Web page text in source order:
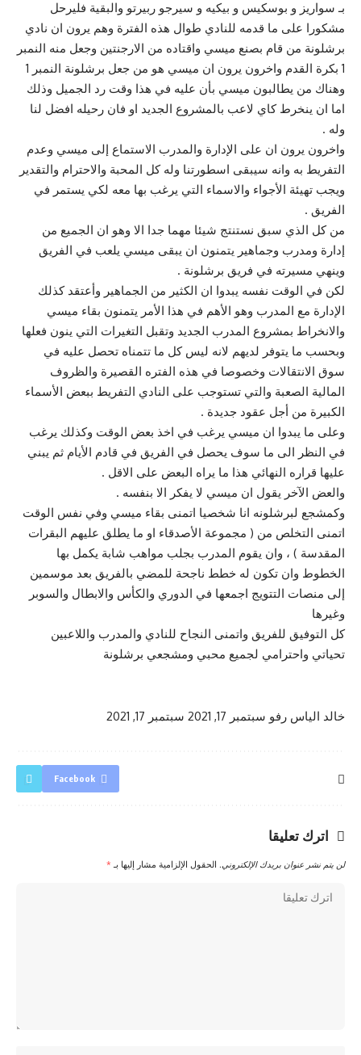
بـ سواريز و بوسكيس و بيكيه و سيرجو ربيرتو والبقية فليرحل
مشكورا على ما قدمه للنادي طوال هذه الفترة وهم يرون ان نادي
برشلونة من قام بصنع ميسي واقتاده من الارجنتين وجعل منه النمبر
1 بكرة القدم واخرون يرون ان ميسي هو من جعل برشلونة النمبر 1
وهناك من يطالبون ميسي بأن عليه في هذا وقت رد الجميل وذلك
اما ان ينخرط كاي لاعب بالمشروع الجديد او فان رحيله افضل لنا
وله .
واخرون يرون ان على الإدارة والمدرب الاستماع إلى ميسي وعدم
التفريط به وانه سيبقى اسطورتنا وله كل المحبة والاحترام والتقدير
ويجب تهيئة الأجواء والاسماء التي يرغب بها معه لكي يستمر في
الفريق .
من كل الذي سبق نستنتج شيئا مهما جدا الا وهو ان الجميع من
إدارة ومدرب وجماهير يتمنون ان يبقى ميسي يلعب في الفريق
وينهي مسيرته في فريق برشلونة .
لكن في الوقت نفسه يبدوا ان الكثير من الجماهير وأعتقد كذلك
الإدارة مع المدرب وهو الأهم في هذا الأمر يتمنون بقاء ميسي
والانخراط بمشروع المدرب الجديد وتقبل التغيرات التي ينون فعلها
وبحسب ما يتوفر لديهم لانه ليس كل ما تتمناه تحصل عليه في
سوق الانتقالات وخصوصا في هذه الفتره القصيرة والظروف
المالية الصعبة والتي تستوجب على النادي التفريط ببعض الأسماء
الكبيرة من أجل عقود جديدة .
وعلى ما يبدوا ان ميسي يرغب في اخذ بعض الوقت وكذلك يرغب
في النظر الى ما سوف يحصل في الفريق في قادم الأيام ثم يبني
عليها قراره النهائي هذا ما يراه البعض على الاقل .
والعض الآخر يقول ان ميسي لا يفكر الا بنفسه .
وكمشجع لبرشلونه انا شخصيا اتمنى بقاء ميسي وفي نفس الوقت
اتمنى التخلص من ( مجموعة الأصدقاء او ما يطلق عليهم البقرات
المقدسة ) ، وان يقوم المدرب بجلب مواهب شابة يكمل بها
الخطوط وان تكون له خطط ناجحة للمضي بالفريق بعد موسمين
إلى منصات التتويج اجمعها في الدوري والكأس والابطال والسوبر
وغيرها
كل التوفيق للفريق واتمنى النجاح للنادي والمدرب واللاعبين
تحياتي واحترامي لجميع محبي ومشجعي برشلونة
خالد الياس رفو سبتمبر 17, 2021 سبتمبر 17, 2021
Facebook
اترك تعليقا
لن يتم نشر عنوان بريدك الإلكتروني. الحقول الإلزامية مشار إليها بـ *